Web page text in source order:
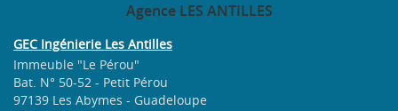
AgenceLES ANTILLES
GEC Ingénierie Les Antilles
Immeuble "Le Pérou"
Bat. N° 50-52 - Petit Pérou
97139 Les Abymes - Guadeloupe